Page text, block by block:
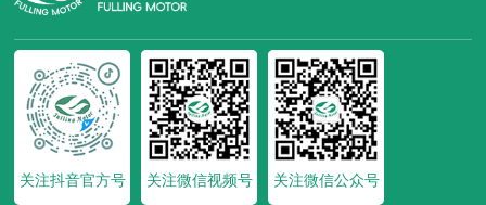
关注抖音官方号 关注微信视频号 关注微信公众号